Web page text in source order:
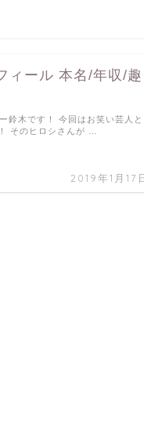
ィール 本名/年収/趣
2019年1月17
鈴木です！ 今回はお笑い芸人と
そのヒロシさんが …